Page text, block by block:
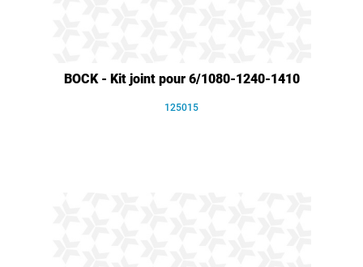
BOCK - Kit joint pour 6/1080-1240-1410
125015